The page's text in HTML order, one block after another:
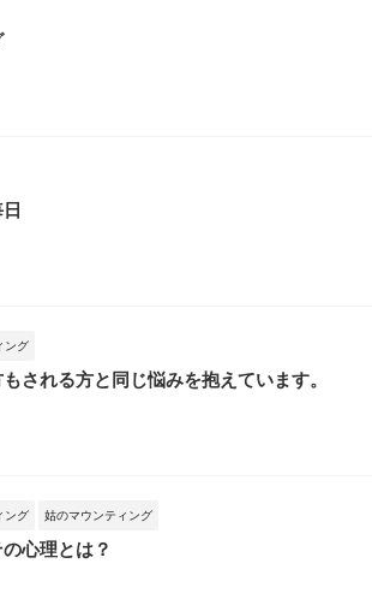
ング
される方と同じ悩みを抱えています。
ング 姑のマウンティング
心理とは？